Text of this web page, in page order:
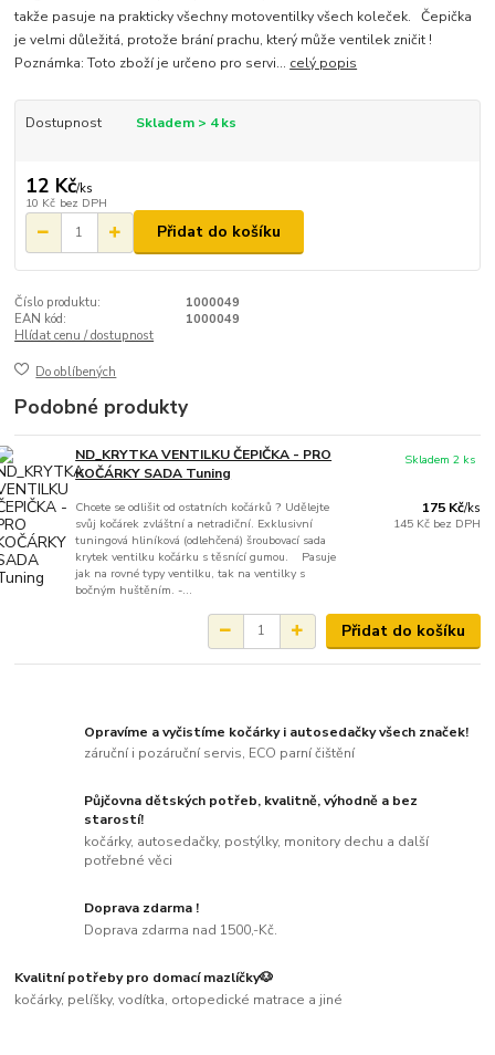
takže pasuje na prakticky všechny motoventilky všech koleček. Čepička
je velmi důležitá, protože brání prachu, který může ventilek zničit !
Poznámka: Toto zboží je určeno pro servi... celý popis
Dostupnost Skladem > 4 ks
12 Kč/ks
10 Kč bez DPH
Přidat do košíku
Číslo produktu:
1000049
EAN kód:
1000049
Hlídat cenu / dostupnost
Do oblíbených
Podobné produkty
ND_KRYTKA VENTILKU ČEPIČKA - PRO
KOČÁRKY SADA Tuning
Chcete se odlišit od ostatních kočárků ? Udělejte
svůj kočárek zvláštní a netradiční. Exklusivní
tuningová hliníková (odlehčená) šroubovací sada
krytek ventilku kočárku s těsnící gumou. Pasuje
jak na rovné typy ventilku, tak na ventilky s
bočným huštěním. -...
175 Kč/ks
145 Kč bez DPH
Skladem 2 ks
Přidat do košíku
Opravíme a vyčistíme kočárky i autosedačky všech značek!
záruční i pozáruční servis, ECO parní čištění
Půjčovna dětských potřeb, kvalitně, výhodně a bez
starostí!
kočárky, autosedačky, postýlky, monitory dechu a další
potřebné věci
Doprava zdarma !
Doprava zdarma nad 1500,-Kč.
Kvalitní potřeby pro domací mazlíčky🐶
kočárky, pelíšky, vodítka, ortopedické matrace a jiné